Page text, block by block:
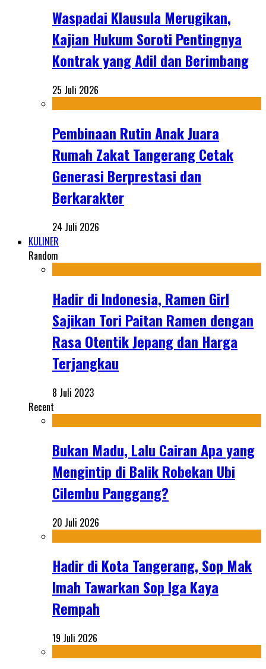
Waspadai Klausula Merugikan,
Kajian Hukum Soroti Pentingnya
Kontrak yang Adil dan Berimbang
25 Juli 2026
Pembinaan Rutin Anak Juara
Rumah Zakat Tangerang Cetak
Generasi Berprestasi dan
Berkarakter
24 Juli 2026
KULINER
Random
Hadir di Indonesia, Ramen Girl
Sajikan Tori Paitan Ramen dengan
Rasa Otentik Jepang dan Harga
Terjangkau
8 Juli 2023
Recent
Bukan Madu, Lalu Cairan Apa yang
Mengintip di Balik Robekan Ubi
Cilembu Panggang?
20 Juli 2026
Hadir di Kota Tangerang, Sop Mak
Imah Tawarkan Sop Iga Kaya
Rempah
19 Juli 2026